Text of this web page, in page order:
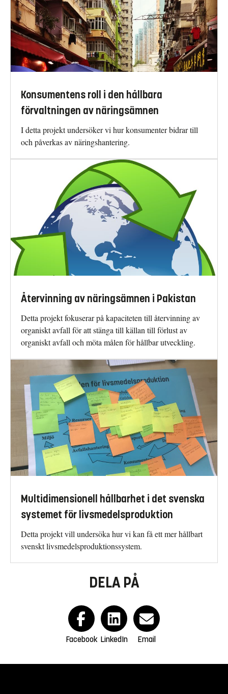
Konsumentens roll i den hållbara
förvaltningen av näringsämnen
I detta projekt undersöker vi hur konsumenter bidrar till
och påverkas av näringshantering.
Återvinning av näringsämnen i Pakistan
Detta projekt fokuserar på kapaciteten till återvinning av
organiskt avfall för att stänga till källan till förlust av
organiskt avfall och möta målen för hållbar utveckling.
Multidimensionell hållbarhet i det svenska
systemet för livsmedelsproduktion
Detta projekt vill undersöka hur vi kan få ett mer hållbart
svenskt livsmedelsproduktionssystem.
DELA PÅ
Facebook LinkedIn Email